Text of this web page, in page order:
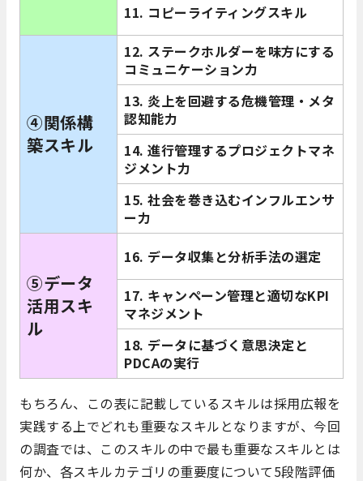
11. コピーライティングスキル
④関係構
築スキル
12. ステークホルダーを味方にする
コミュニケーション力
13. 炎上を回避する危機管理・メタ
認知能力
14. 進行管理するプロジェクトマネ
ジメント力
15. 社会を巻き込むインフルエンサ
ー力
⑤データ
活用スキ
ル
16. データ収集と分析手法の選定
17. キャンペーン管理と適切なKPI
マネジメント
18. データに基づく意思決定と
PDCAの実行
もちろん、この表に記載しているスキルは採用広報を
実践する上でどれも重要なスキルとなりますが、今回
の調査では、このスキルの中で最も重要なスキルとは
何か、各スキルカテゴリの重要度について5段階評価